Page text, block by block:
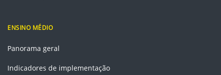
ENSINO MÉDIO
Panorama geral
Indicadores de implementação